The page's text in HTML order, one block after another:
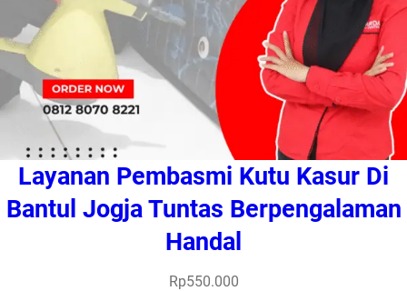
Layanan Pembasmi Kutu Kasur Di
Bantul Jogja Tuntas Berpengalaman
Handal
Rp550.000